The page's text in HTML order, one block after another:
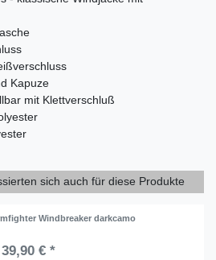
Kapuze
mit Klettverschluß
sich auch für diese Produkte
Windbreaker darkcamo
€ *